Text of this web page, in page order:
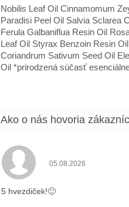
Nobilis Leaf Oil Cinnamomum
Paradisi Peel Oil Salvia Sclarea
Ferula Galbaniflua Resin Oil
Leaf Oil Styrax Benzoin Resin
Coriandrum Sativum Seed Oil
Oil *prirodzená súčasť
Hodnotenie obchodu
05.08.2026
5 hvezdiček!🙂